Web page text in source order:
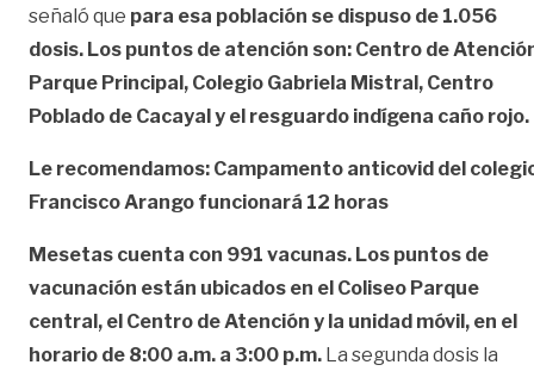
señaló que para esa población se dispuso de 1.056
dosis. Los puntos de atención son: Centro de
Parque Principal, Colegio Gabriela Mistral, Centro
Poblado de Cacayal y el resguardo indígena caño rojo.
Le recomendamos: Campamento anticovid del
Francisco Arango funcionará 12 horas
Mesetas cuenta con 991 vacunas. Los puntos de
vacunación están ubicados en el Coliseo Parque
central, el Centro de Atención y la unidad móvil, en el
horario de 8:00 a.m. a 3:00 p.m. La segunda dosis la